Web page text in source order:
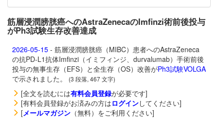
筋層浸潤膀胱癌へのAstraZenecaのImfinzi術前後投与
がPh3試験生存改善達成
2026-05-15 - 筋層浸潤膀胱癌（MIBC）患者へのAstraZeneca
の抗PD-L1抗体Imfinzi（イミフィンジ、durvalumab）手術前後
投与の無事生存（EFS）と全生存（OS）改善がPh3試験VOLGA
で示されました。
(3 段落, 467 文字)
[全文を読むには有料会員登録が必要です]
[有料会員登録がお済みの方はログインしてください]
[メールマガジン （無料）をご利用ください]